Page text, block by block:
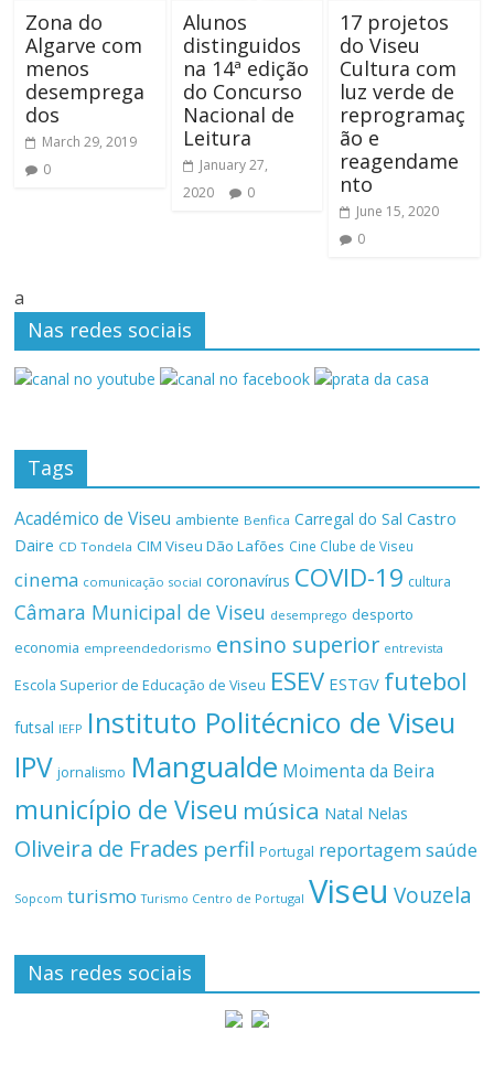
Zona do
Algarve com
menos
desemprega
dos
March 29, 2019
0
Alunos
distinguidos
na 14ª edição
do Concurso
Nacional de
Leitura
January 27,
2020
0
17 projetos
do Viseu
Cultura com
luz verde de
reprogramaç
ão e
reagendame
nto
June 15, 2020
0
a
Nas redes sociais
Tags
Académico de Viseu ambiente Benfica Carregal do Sal Castro
Daire CD Tondela CIM Viseu Dão Lafões Cine Clube de Viseu
cinema comunicação social coronavírus COVID-19 cultura
Câmara Municipal de Viseu desemprego desporto
economia empreendedorismo ensino superior entrevista
Escola Superior de Educação de Viseu ESEV ESTGV futebol
futsal IEFP Instituto Politécnico de Viseu
IPV jornalismo Mangualde Moimenta da Beira
município de Viseu música Natal Nelas
Oliveira de Frades perfil Portugal reportagemsaúde
Sopcom turismo Turismo Centro de Portugal Viseu Vouzela
Nas redes sociais